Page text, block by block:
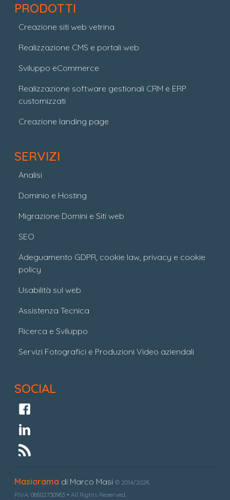
PRODOTTI
Creazione siti web vetrina
Realizzazione CMS e portali web
Sviluppo eCommerce
Realizzazione software gestionali CRM e ERP
customizzati
Creazione landing page
SERVIZI
Analisi
Dominio e Hosting
Migrazione Domini e Siti web
SEO
Adeguamento GDPR, cookie law, privacy e cookie
policy
Usabilità sul web
Assistenza Tecnica
Ricerca e Sviluppo
Servizi Fotografici e Produzioni Video aziendali
SOCIAL
Masiorama di Marco Masi © 2014/2026
P.IVA: 08602730965 • All Rights Reserved.